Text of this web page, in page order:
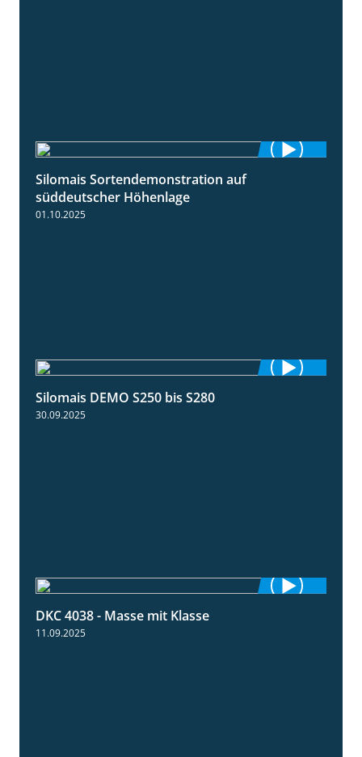
Silomais Sortendemonstration auf
süddeutscher Höhenlage
01.10.2025
Silomais DEMO S250 bis S280
30.09.2025
DKC 4038 - Masse mit Klasse
11.09.2025